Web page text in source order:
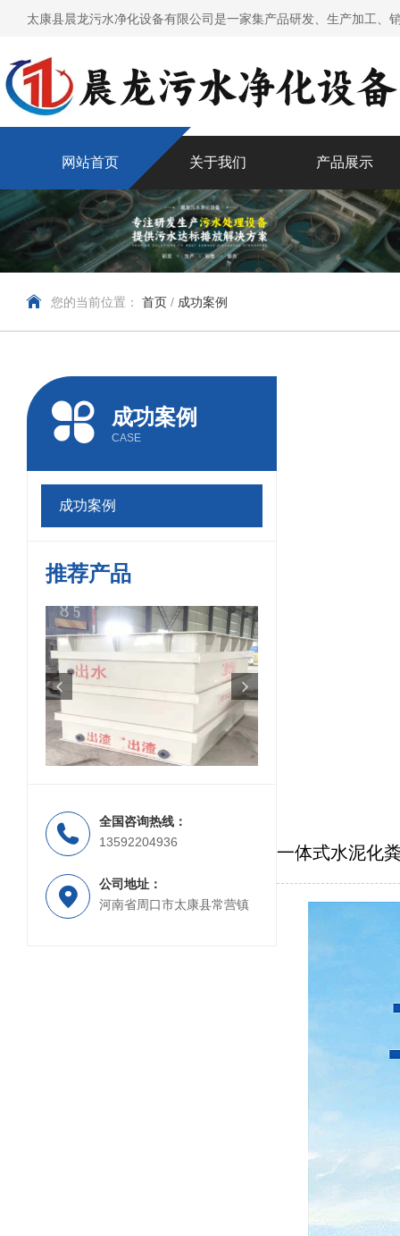
太康县晨龙污水净化设备有限公司是一家集产品研发、生产加工
网站首页 关于我们 产品展示
您的当前位置： 首页 / 成功案例
成功案例
CASE
成功案例
推荐产品
PP材质工业废水处理设备
全国咨询热线：
13592204936
公司地址：
河南省周口市太康县常营镇
一体式水泥化